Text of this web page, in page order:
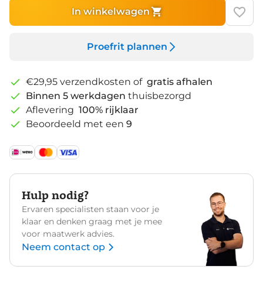
In winkelwagen
Proefrit plannen
€29,95 verzendkosten of gratis afhalen
Binnen 5 werkdagen thuisbezorgd
Aflevering 100% rijklaar
Beoordeeld met een 9
Hulp nodig?
Ervaren specialisten staan voor je
klaar en denken graag met je mee
voor maatwerk advies.
Neem contact op